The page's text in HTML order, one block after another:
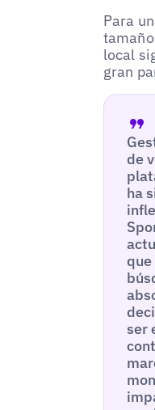
Para
local
gran
de
ha
ser